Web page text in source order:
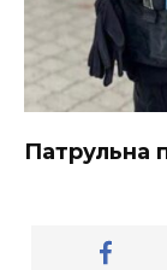
Патрульна